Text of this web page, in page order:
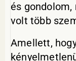
és
volt több
Amellett,